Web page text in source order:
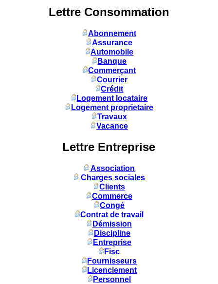
Lettre Consommation
Abonnement
Assurance
Automobile
Banque
Commerçant
Courrier
Crédit
Logement locataire
Logement proprietaire
Travaux
Vacance
Lettre Entreprise
Association
Charges sociales
Clients
Commerce
Congé
Contrat de travail
Démission
Discipline
Entreprise
Fisc
Fournisseurs
Licenciement
Personnel